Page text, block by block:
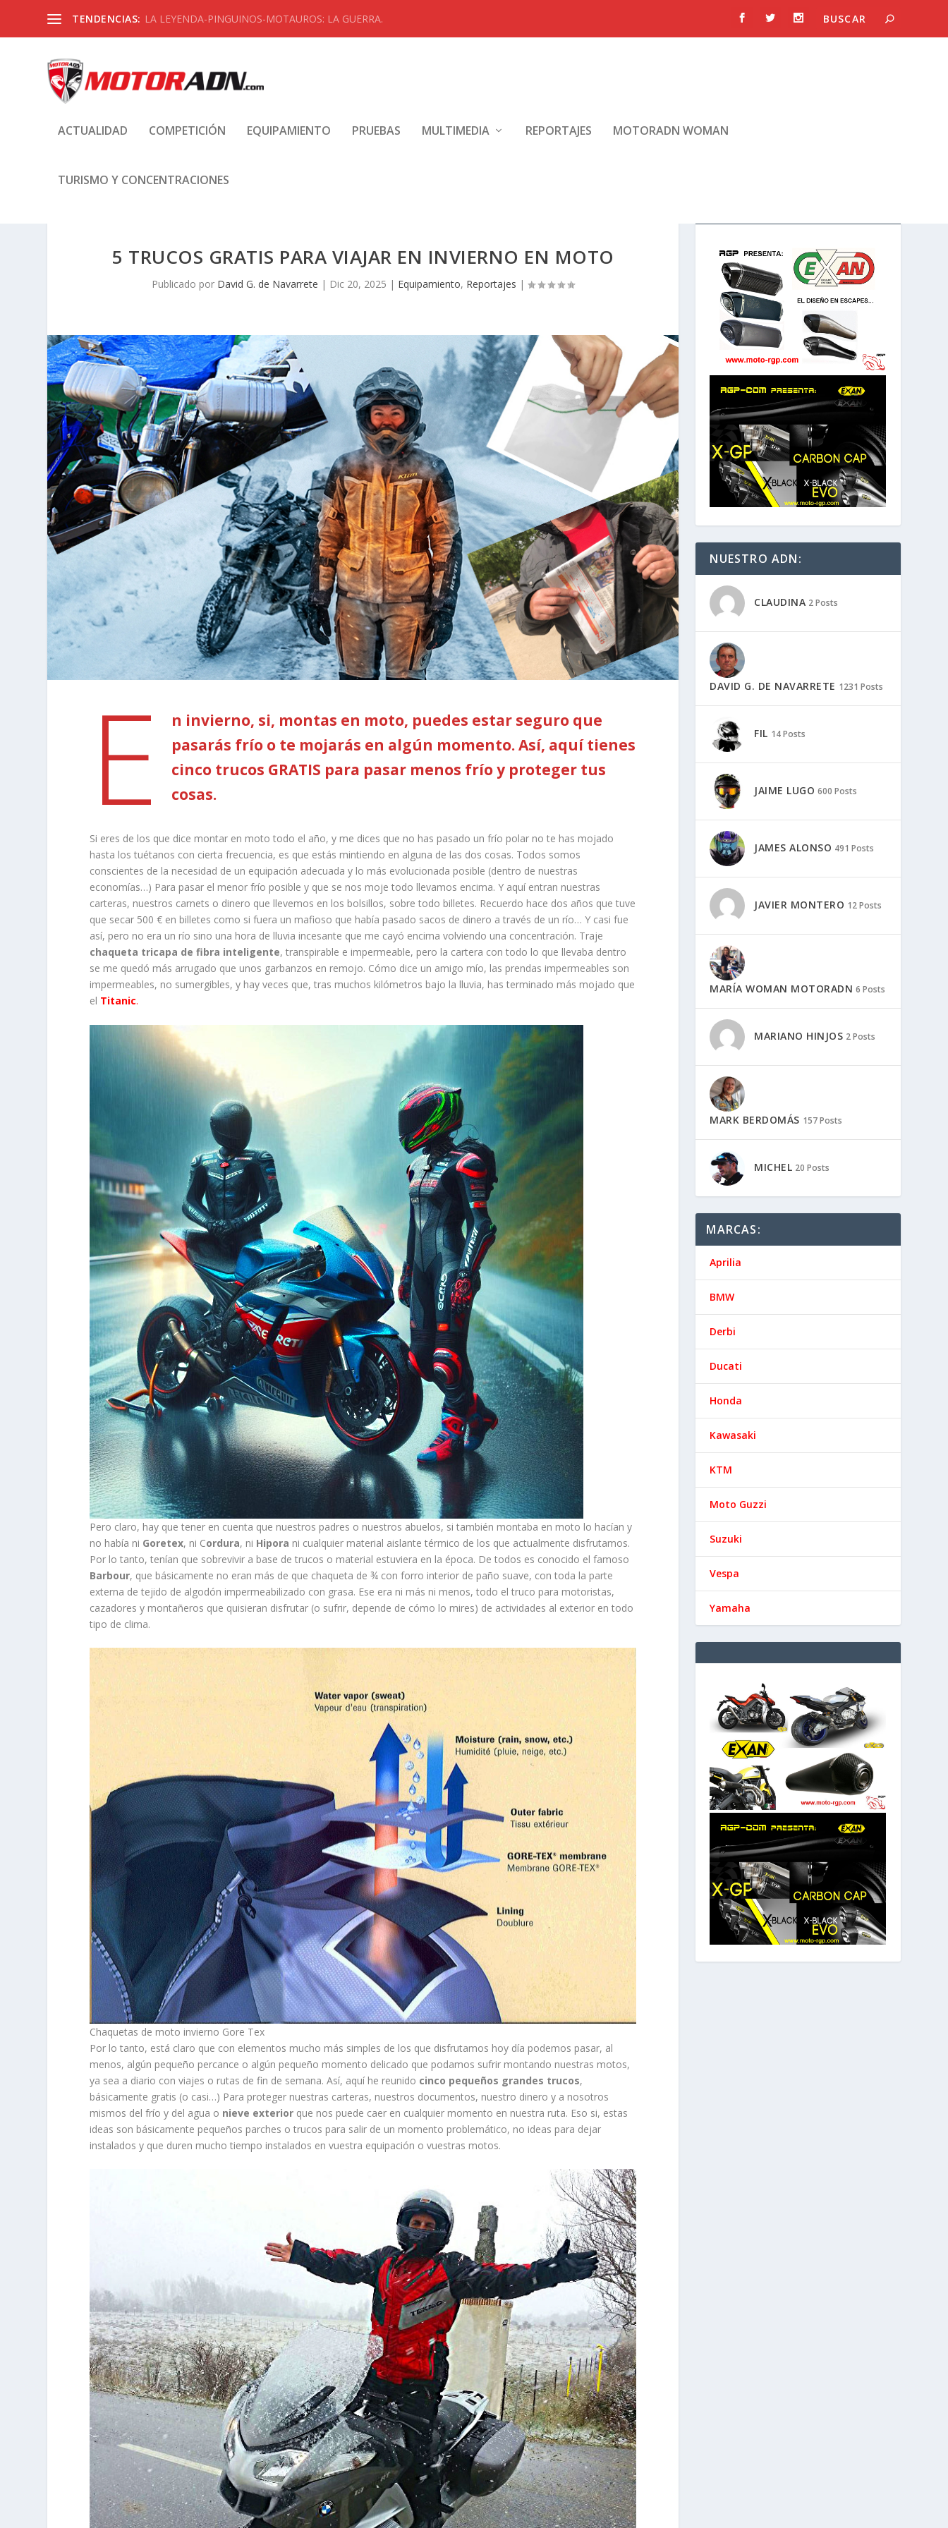
TENDENCIAS: LA LEYENDA-PINGUINOS-MOTAUROS: LA GUERRA.
ACTUALIDAD COMPETICIÓN EQUIPAMIENTO PRUEBAS MULTIMEDIA REPORTAJES MOTORADN WOMAN
TURISMO Y CONCENTRACIONES
5 TRUCOS GRATIS PARA VIAJAR EN INVIERNO EN MOTO
Publicado por David G. de Navarrete | Dic 20, 2025 | Equipamiento, Reportajes |
E
n invierno, si, montas en moto, puedes estar seguro que
pasarás frío o te mojarás en algún momento. Así, aquí tienes
cinco trucos GRATIS para pasar menos frío y proteger tus
cosas.
Si eres de los que dice montar en moto todo el año, y me dices que no has pasado un frío polar no te has mojado
hasta los tuétanos con cierta frecuencia, es que estás mintiendo en alguna de las dos cosas. Todos somos
conscientes de la necesidad de un equipación adecuada y lo más evolucionada posible (dentro de nuestras
economías…) Para pasar el menor frío posible y que se nos moje todo llevamos encima. Y aquí entran nuestras
carteras, nuestros carnets o dinero que llevemos en los bolsillos, sobre todo billetes. Recuerdo hace dos años que tuve
que secar 500 € en billetes como si fuera un mafioso que había pasado sacos de dinero a través de un río… Y casi fue
así, pero no era un río sino una hora de lluvia incesante que me cayó encima volviendo una concentración. Traje
chaqueta tricapa de fibra inteligente, transpirable e impermeable, pero la cartera con todo lo que llevaba dentro
se me quedó más arrugado que unos garbanzos en remojo. Cómo dice un amigo mío, las prendas impermeables son
impermeables, no sumergibles, y hay veces que, tras muchos kilómetros bajo la lluvia, has terminado más mojado que
el Titanic.
Pero claro, hay que tener en cuenta que nuestros padres o nuestros abuelos, si también montaba en moto lo hacían y
no había ni Goretex, ni Cordura, ni Hipora ni cualquier material aislante térmico de los que actualmente disfrutamos.
Por lo tanto, tenían que sobrevivir a base de trucos o material estuviera en la época. De todos es conocido el famoso
Barbour, que básicamente no eran más de que chaqueta de ¾ con forro interior de paño suave, con toda la parte
externa de tejido de algodón impermeabilizado con grasa. Ese era ni más ni menos, todo el truco para motoristas,
cazadores y montañeros que quisieran disfrutar (o sufrir, depende de cómo lo mires) de actividades al exterior en todo
tipo de clima.
Chaquetas de moto invierno Gore Tex
Por lo tanto, está claro que con elementos mucho más simples de los que disfrutamos hoy día podemos pasar, al
menos, algún pequeño percance o algún pequeño momento delicado que podamos sufrir montando nuestras motos,
ya sea a diario con viajes o rutas de fin de semana. Así, aquí he reunido cinco pequeños grandes trucos,
básicamente gratis (o casi…) Para proteger nuestras carteras, nuestros documentos, nuestro dinero y a nosotros
mismos del frío y del agua o nieve exterior que nos puede caer en cualquier momento en nuestra ruta. Eso si, estas
ideas son básicamente pequeños parches o trucos para salir de un momento problemático, no ideas para dejar
instalados y que duren mucho tiempo instalados en vuestra equipación o vuestras motos.
NUESTRO ADN:
CLAUDINA 2 Posts
DAVID G. DE NAVARRETE 1231 Posts
FIL 14 Posts
JAIME LUGO 600 Posts
JAMES ALONSO 491 Posts
JAVIER MONTERO 12 Posts
MARÍA WOMAN MOTORADN 6 Posts
MARIANO HINJOS 2 Posts
MARK BERDOMÁS 157 Posts
MICHEL 20 Posts
MARCAS:
Aprilia
BMW
Derbi
Ducati
Honda
Kawasaki
KTM
Moto Guzzi
Suzuki
Vespa
Yamaha